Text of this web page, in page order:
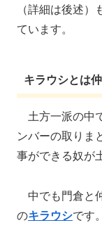
（詳細は後述
ています。
キラウシとは
土方一派の中
ンバーの取りま
事ができる奴が
中でも門倉と
のキラウシです。